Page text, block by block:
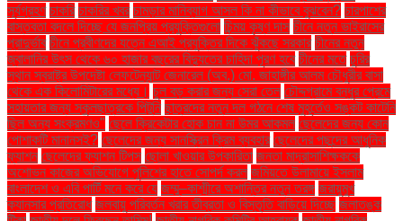
সূর্যগ্রহণ চাকরি চাকরির খবর চামড়ার মানিব্যাগ আসল কি না কীভাবে বুঝবেন? চারপাশের
বাস্তবতা বদলে দিচ্ছে যে জনপ্রিয় প্রযুক্তিগুলো চিন্ময় কৃষ্ণ দাস চীনে নতুন ভাইরাসের
প্রাদুর্ভাব চীনে প্রবীণদের যত্নে এআই প্রযুক্তির দিকে ঝুঁকছে সরকার চীনের নতুন
জ্বালানির উৎস থেকে ৬০ হাজার বছরের বিদ্যুতের চাহিদা পূরণ হবে চীনের মতে চুরির
স্থান স্বরাষ্ট্র উপদেষ্টা লেফটেন্যান্ট জেনারেল (অব.) মো. জাহাঙ্গীর আলম চৌধুরীর বাসা
থেকে এক কিলোমিটারের মধ্যে। চুল বড় করার জন্য সেরা তেল চৌদ্দগ্রামে বন্ধুর প্রেমে
সহায়তার জন্য স্কুলছাত্রকে পিটুনি ছাত্রদের নতুন দল গঠনে শেষ মুহূর্তেও সঙ্কট কাটেনি
ছিল অন্য সংক্রমণও" ছেলে ক্রিকেটার হোক চান না উমর আকমল ছেলেদের জন্য কোন
পোশাকটি মানানসই? ছেলেদের জন্য সানস্ক্রিন ক্রিম ব্যবহার ছেলেদের পছন্দের আধুনিক
ফ্যাশন ছেলেদের ফ্যাশন টিপস ছোলা খাওয়ার উপকারিতা জনতা মাদ্রাসাশিক্ষককে
অশোভন কাজের অভিযোগে পুলিশের হাতে সোপর্দ করল জমিয়তে উলামায়ে ইসলাম
বাংলাদেশ ও এবি পার্টি মনে করে যে জম্মু–কাশ্মীরে অশান্তির নতুন তরঙ্গ জরায়ুমুখ
ক্যানসার প্রতিরোধ জলবায়ু পরিবর্তন খরার তীব্রতা ও বিস্তৃতি বাড়িয়ে দিচ্ছে জলাতঙ্ক